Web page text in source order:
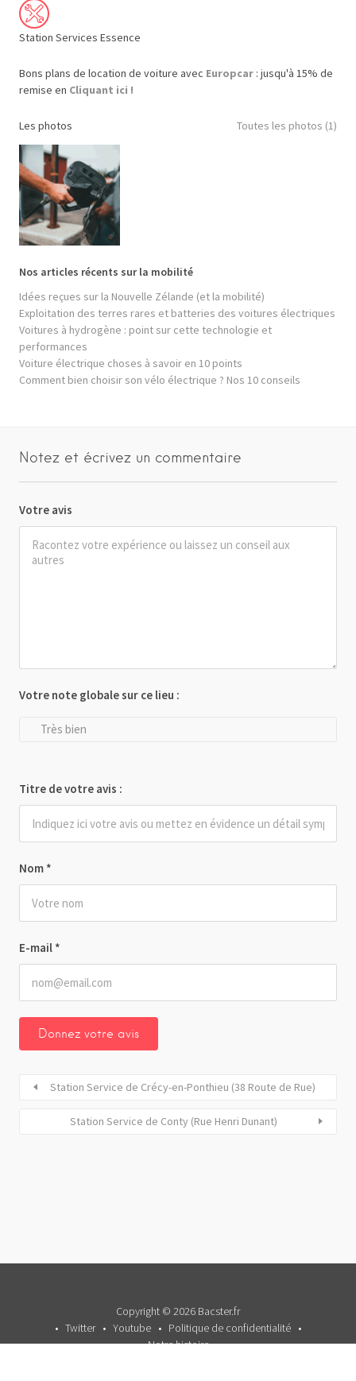
Station Services Essence
Bons plans de location de voiture avec Europcar : jusqu'à 15% de
remise en Cliquant ici !
Les photos Toutes les photos (1)
Nos articles récents sur la mobilité
Idées reçues sur la Nouvelle Zélande (et la mobilité)
Exploitation des terres rares et batteries des voitures électriques
Voitures à hydrogène : point sur cette technologie et
performances
Voiture électrique choses à savoir en 10 points
Comment bien choisir son vélo électrique ? Nos 10 conseils
Notez et écrivez un commentaire
Votre avis
Nom *
E-mail *
Votre note globale sur ce lieu :
Très bien
Titre de votre avis :
Station Service de Crécy-en-Ponthieu (38 Route de Rue)
Station Service de Conty (Rue Henri Dunant)
Copyright © 2026 Bacster.fr
Twitter
Youtube
Politique de confidentialité
Notre histoire